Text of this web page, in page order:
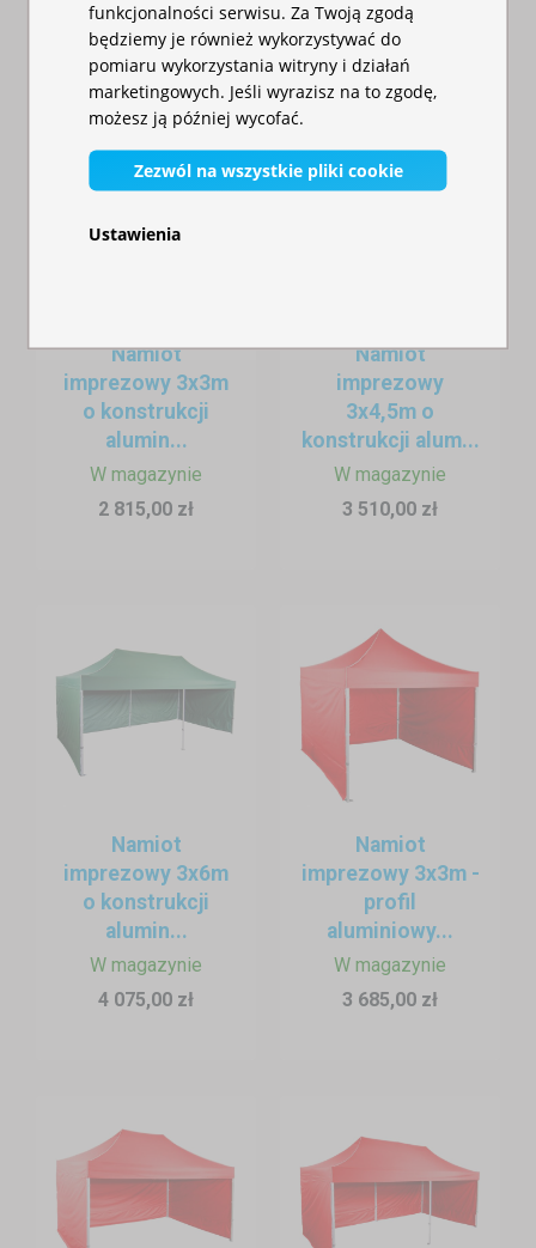
Namiot
imprezowy 3x3m
o konstrukcji
alumin...
W magazynie
2 815,00 zł
Namiot
imprezowy
3x4,5m o
konstrukcji alum...
W magazynie
3 510,00 zł
Namiot
imprezowy 3x6m
o konstrukcji
alumin...
W magazynie
4 075,00 zł
Namiot
imprezowy 3x3m -
profil
aluminiowy...
W magazynie
3 685,00 zł
funkcjonalności serwisu. Za Twoją zgodą
będziemy je również wykorzystywać do
pomiaru wykorzystania witryny i działań
marketingowych. Jeśli wyrazisz na to zgodę,
możesz ją później wycofać.
Zezwól na wszystkie pliki cookie
Ustawienia